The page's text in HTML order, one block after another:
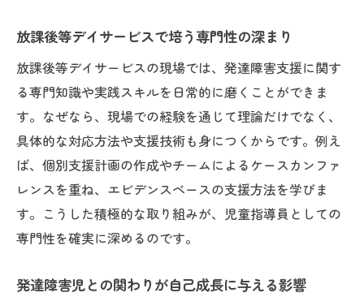
支援員同士で高め合う放課後等デイの価値
やりがいを実感する放課後等デイの現場から
発達障害児の成長を身近に感じる感動体験
放課後等デイサービスでの達成感とやりが
い
児童指導員の経験が支援力向上に繋がる理
由
日々の業務でやりがいを感じるポイントと
は
発達障害支援の現場で得られる専門性の実
放課後等デイサービスで培う専門性の深まり
放課後等デイサービスの現場では、発達障害支援に関す
る専門知識や実践スキルを日常的に磨くことができま
す。なぜなら、現場での経験を通じて理論だけでなく、
具体的な対応方法や支援技術も身につくからです。例え
ば、個別支援計画の作成やチームによるケースカンファ
レンスを重ね、エビデンスベースの支援方法を学びま
す。こうした積極的な取り組みが、児童指導員としての
専門性を確実に深めるのです。
発達障害児との関わりが自己成長に与える影響